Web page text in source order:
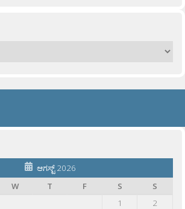
ಆಗಸ್ಟ್ 2026
W T F S
S
1
2